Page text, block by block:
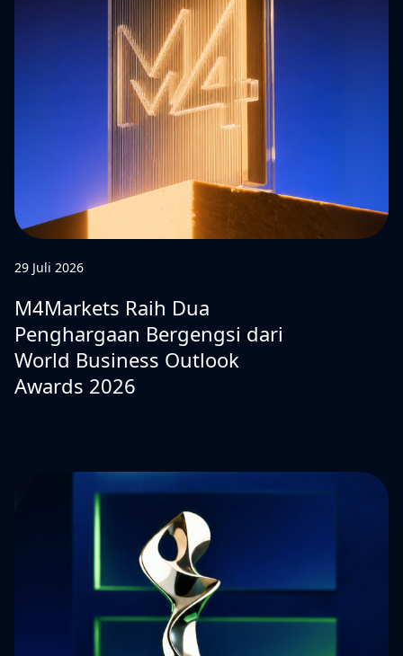
29 Juli 2026
M4Markets Raih Dua
Penghargaan Bergengsi dari
World Business Outlook
Awards 2026